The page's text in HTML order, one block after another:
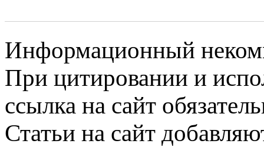
Информационный
При цитировании и
ссылка на сайт
Статьи на сайт